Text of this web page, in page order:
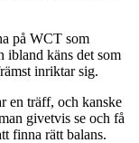
på WCT som
ibland käns det som
inriktar sig.
en träff, och kanske
givetvis se och få
finna rätt balans.